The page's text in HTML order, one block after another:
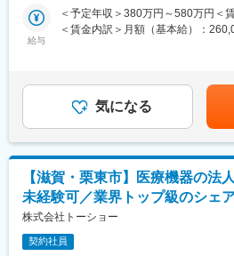
・試薬の測定作業
・派遣社員や契約社員、実習生へ
・測定データの分析・評価
・結果に基づく品質改善策の立案・
・製品開発段階からの品質管理支
＜製品について＞
体外診断用医薬品（尿試験紙、イ
測定センサー）は検体検査に用いら
症度や進行度、合併症を定量的に把
決定、治療効果の評価に役立ちます。
給与
＜予定年収＞380万円～580万円＜
＜賃金内訳＞月額（基本給）：
長職/700万円（賞与込）※課長職と
す。■昇給：年1回（5月）■賞与：
までも目安の金額であり、選考を通
す。月給(月額)は固定手当を含めた
気になる
【滋賀・栗東市】医療機器の法
未経験可／業界トップ級のシェ
株式会社トーショー
契約社員